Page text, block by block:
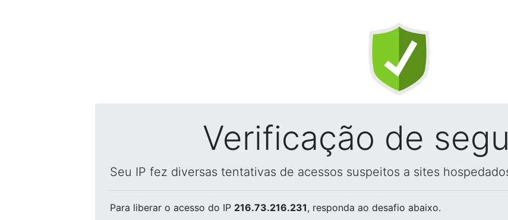
Verificação de
Seu IP fez diversas tentativas de acessos suspeitos a sites
Para liberar o acesso do IP 216.73.216.231, responda ao desafio abaixo.